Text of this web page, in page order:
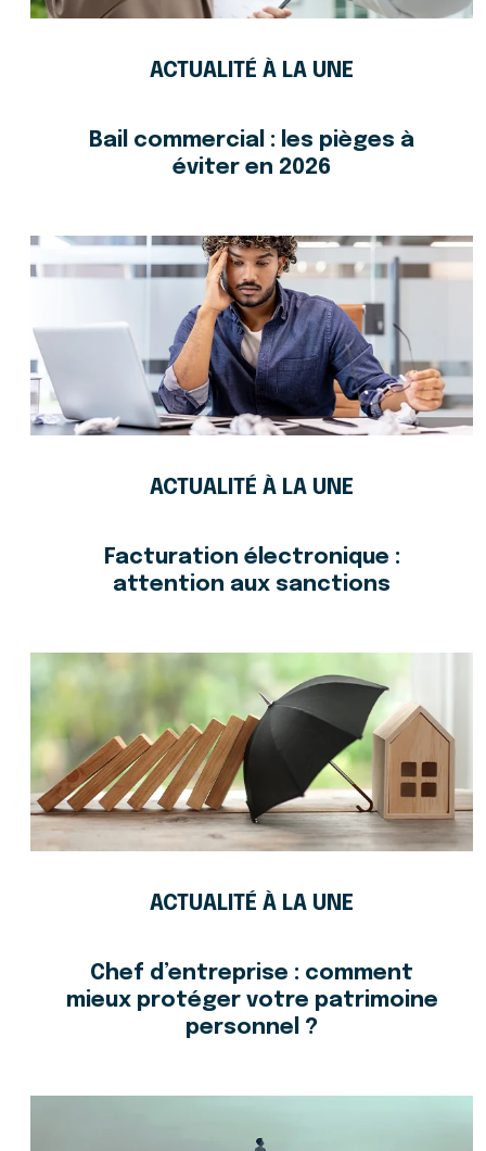
ACTUALITÉ À LA UNE
Bail commercial : les pièges à
éviter en 2026
ACTUALITÉ À LA UNE
Facturation électronique :
attention aux sanctions
ACTUALITÉ À LA UNE
Chef d’entreprise : comment
mieux protéger votre patrimoine
personnel ?